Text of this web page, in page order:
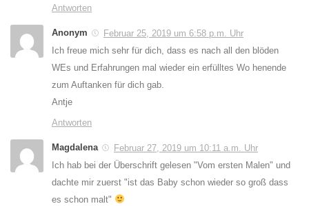
Antworten
Anonym
Februar 25, 2019 um 6:58 p.m. Uhr
Ich freue mich sehr für dich, dass es nach all den blöden
WEs und Erfahrungen mal wieder ein erfülltes Wo henende
zum Auftanken für dich gab.
Antje
Antworten
Magdalena
Februar 27, 2019 um 10:11 a.m. Uhr
Ich hab bei der Überschrift gelesen "Vom ersten Malen" und
dachte mir zuerst "ist das Baby schon wieder so groß dass
es schon malt"